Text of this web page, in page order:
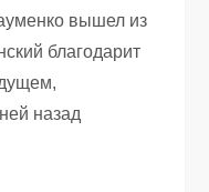
вышел из
благодарит
назад